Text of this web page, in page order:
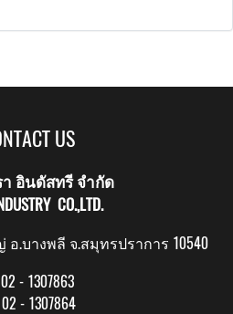
US
อินดัสทรี จำกัด
CO.,LTD.
.บางพลี จ.สมุทรปราการ 10540
- 1307863
02 - 1307864